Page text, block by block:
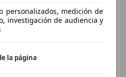
Precio justo
personalizados, medición de
investigación de audiencia y
la página